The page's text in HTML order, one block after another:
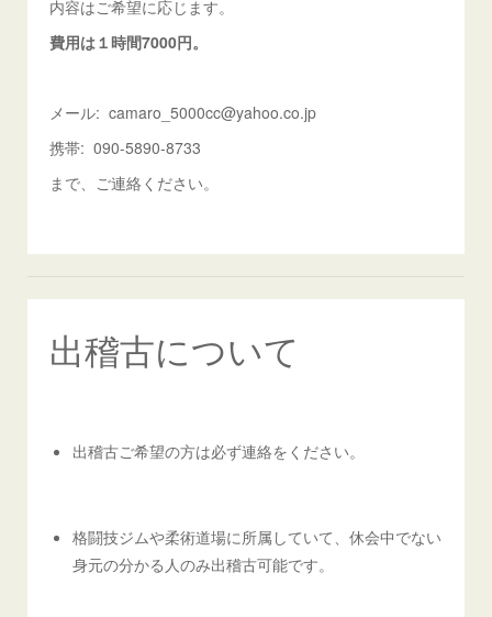
内容はご希望に応じます。
費用は１時間7000円。
メール: camaro_5000cc@yahoo.co.jp
携帯: 090-5890-8733
まで、ご連絡ください。
出稽古について
出稽古ご希望の方は必ず連絡をください。
格闘技ジムや柔術道場に所属していて、休会中でない
身元の分かる人のみ出稽古可能です。